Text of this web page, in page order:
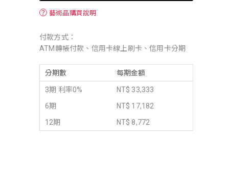
？ 藝術品購買說明
付款方式：
ATM轉帳付款、信用卡線上刷卡、信用卡分期
分期數 每期金額
3期 利率0%
NT$ 33,333
6期
NT$ 17,182
12期
NT$ 8,772